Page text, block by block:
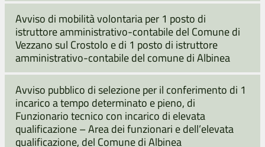
Avviso di mobilità volontaria per 1 posto di
istruttore amministrativo-contabile del Comune di
Vezzano sul Crostolo e di 1 posto di istruttore
amministrativo-contabile del comune di Albinea
Avviso pubblico di selezione per il conferimento di 1
incarico a tempo determinato e pieno, di
Funzionario tecnico con incarico di elevata
qualificazione – Area dei funzionari e dell’elevata
qualificazione, del Comune di Albinea